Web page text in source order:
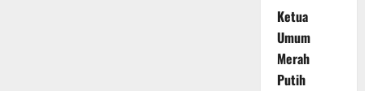
Ketua
Umum
Merah
Putih